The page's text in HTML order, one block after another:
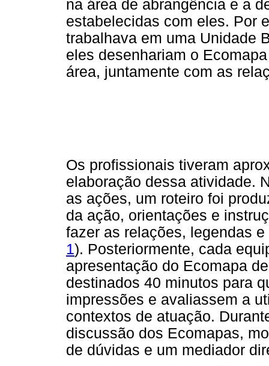
na área de abrangência e a
estabelecidas com eles. Por
trabalhava em uma Unidade
eles desenhariam o
área, juntamente com as
Os profissionais tiveram
elaboração dessa atividade.
as ações, um roteiro foi
da ação, orientações e
fazer as relações, legendas
1). Posteriormente, cada
apresentação do Ecomapa
destinados 40 minutos para
impressões e avaliassem a
contextos de atuação.
discussão dos Ecomapas,
de dúvidas e um mediador